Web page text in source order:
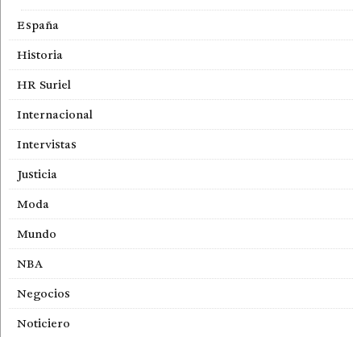
España
Historia
HR Suriel
Internacional
Intervistas
Justicia
Moda
Mundo
NBA
Negocios
Noticiero